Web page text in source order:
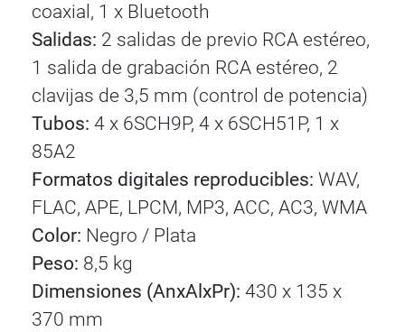
coaxial, 1 x Bluetooth
Salidas: 2 salidas de previo RCA estéreo,
1 salida de grabación RCA estéreo, 2
clavijas de 3,5 mm (control de potencia)
Tubos:4 x 6SCH9P, 4 x 6SCH51P, 1 x
85A2
Formatos digitales reproducibles:WAV,
FLAC, APE, LPCM, MP3, ACC, AC3, WMA
Color: Negro / Plata
Peso: 8,5 kg
Dimensiones (AnxAlxPr):430 x 135 x
370 mm